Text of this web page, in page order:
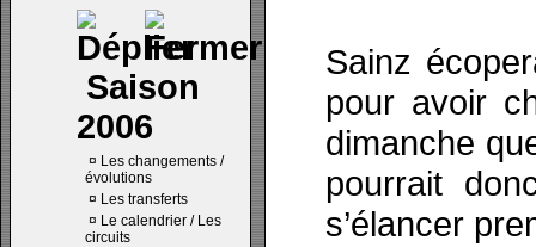
Saison
2006
¤ Les changements /
évolutions
¤ Les transferts
¤ Le calendrier / Les
circuits
Sainz
pour avoir
dimanche
pourrait
s’élancer